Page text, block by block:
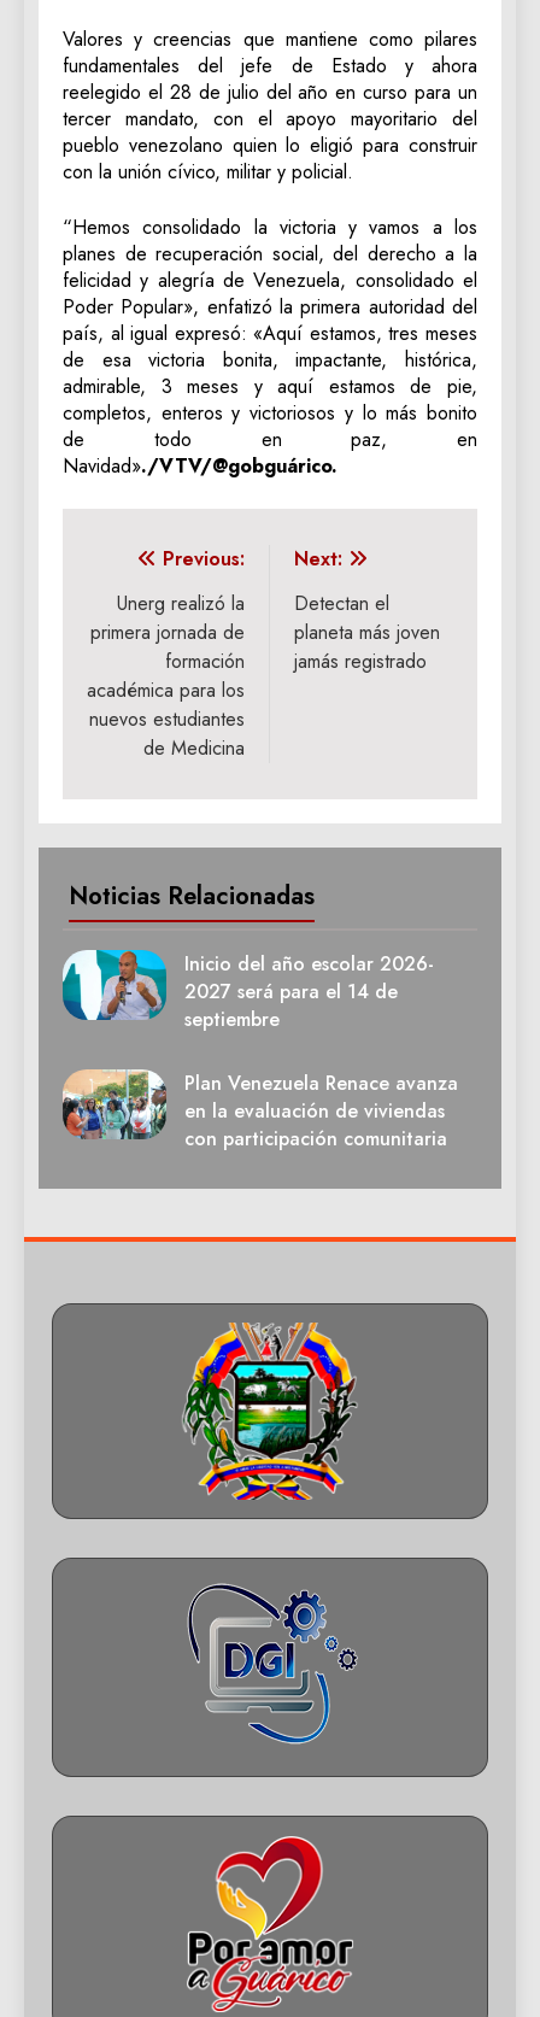
Valores y creencias que mantiene como pilares
fundamentales del jefe de Estado y ahora
reelegido el 28 de julio del año en curso para un
tercer mandato, con el apoyo mayoritario del
pueblo venezolano quien lo eligió para construir
con la unión cívico, militar y policial.
“Hemos consolidado la victoria y vamos a los
planes de recuperación social, del derecho a la
felicidad y alegría de Venezuela, consolidado el
Poder Popular», enfatizó la primera autoridad del
país, al igual expresó: «Aquí estamos, tres meses
de esa victoria bonita, impactante, histórica,
admirable, 3 meses y aquí estamos de pie,
completos, enteros y victoriosos y lo más bonito
de todo en paz, en
Navidad»./VTV/@gobguárico.
Navegación
de
entradas
Previous:
Unerg realizó la
primera jornada de
formación
académica para los
nuevos estudiantes
de Medicina
Next:
Detectan el
planeta más joven
jamás registrado
Noticias Relacionadas
Inicio del año escolar 2026-
2027 será para el 14 de
septiembre
Plan Venezuela Renace avanza
en la evaluación de viviendas
con participación comunitaria